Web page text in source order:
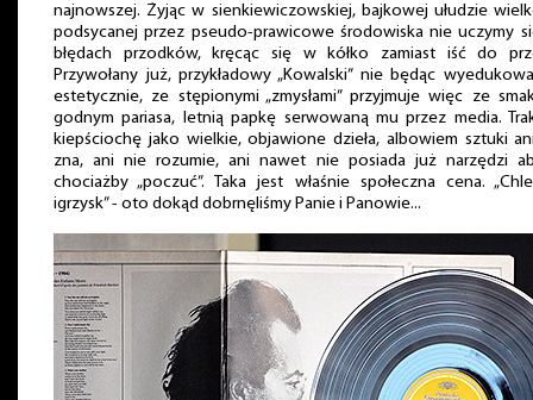
najnowszej. Żyjąc w sienkiewiczowskiej, bajkowej ułudzie
podsycanej przez pseudo-prawicowe środowiska nie uczymy
błędach przodków, kręcąc się w kółko zamiast iść do
Przywołany już, przykładowy „Kowalski” nie będąc
estetycznie, ze stępionymi „zmysłami” przyjmuje więc ze
godnym pariasa, letnią papkę serwowaną mu przez media.
kiepściochę jako wielkie, objawione dzieła, albowiem sztuki
zna, ani nie rozumie, ani nawet nie posiada już narzędzi
chociażby „poczuć”. Taka jest właśnie społeczna cena.
igrzysk” - oto dokąd dobrnęliśmy Panie i Panowie...